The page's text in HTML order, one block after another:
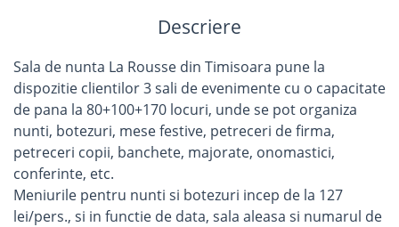
Descriere
Sala de nunta La Rousse din Timisoara pune la
dispozitie clientilor 3 sali de evenimente cu o capacitate
de pana la 80+100+170 locuri, unde se pot organiza
nunti, botezuri, mese festive, petreceri de firma,
petreceri copii, banchete, majorate, onomastici,
conferinte, etc.
Meniurile pentru nunti si botezuri incep de la 127
lei/pers., si in functie de data, sala aleasa si numarul de